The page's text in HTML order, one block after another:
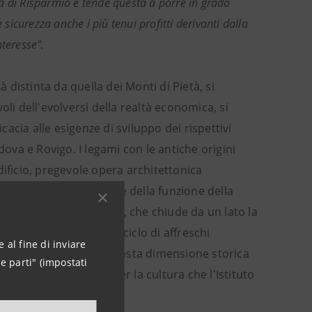
al fine di inviare
parti" (impostati
anche i più tenui profitti derivanti dalla
distinta da quella dei Monti di Pietà, si
dell'evolversi della realtà economica, si
alle esigenze di sviluppo dei rispettivi
e Rovigo. I legami con le antiche origini
pregevole opera architettonica
l'immagine del ruolo e della funzione della
territorio. L'edificio, che chiude da un lato la
ospita, fra l'altro, il ciclo di affreschi
della Cassa. In questa dimensione storica
importanti iniziative per la cultura che l'Istituto